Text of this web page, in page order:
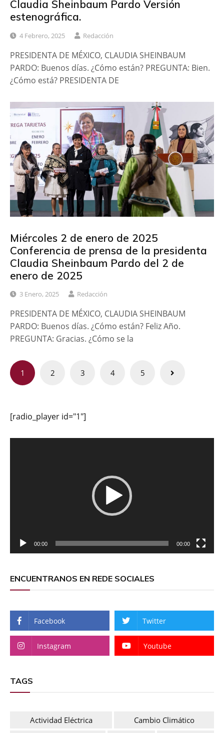
Claudia Sheinbaum Pardo Versión
estenográfica.
4 Febrero, 2025 Redacción
PRESIDENTA DE MÉXICO, CLAUDIA SHEINBAUM
PARDO: Buenos días. ¿Cómo están? PREGUNTA: Bien.
¿Cómo está? PRESIDENTA DE
Miércoles 2 de enero de 2025
Conferencia de prensa de la presidenta
Claudia Sheinbaum Pardo del 2 de
enero de 2025
3 Enero, 2025 Redacción
PRESIDENTA DE MÉXICO, CLAUDIA SHEINBAUM
PARDO: Buenos días. ¿Cómo están? Feliz Año.
PREGUNTA: Gracias. ¿Cómo se la
Paginación
de
1 2 3 4 5
[radio_player id="1"]
00:00 00:00
ENCUENTRANOS EN REDE SOCIALES
Facebook Twitter
Instagram Youtube
TAGS
Actividad Eléctrica
Cambio Climático